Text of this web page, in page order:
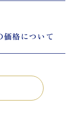
価格について